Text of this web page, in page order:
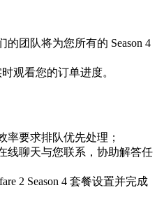
的团队将为您所有的 Season 4
观看您的订单进度。
率要求排队优先处理；
线聊天与您联系，协助解答任
2 Season 4 套餐设置并完成